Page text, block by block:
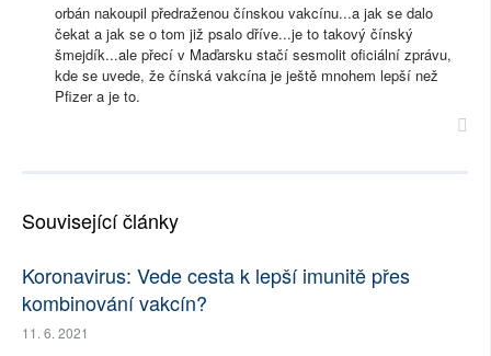
orbán nakoupil předraženou čínskou vakcínu...a jak se dalo
čekat a jak se o tom již psalo dříve...je to takový čínský
šmejdík...ale přecí v Maďarsku stačí sesmolit oficiální zprávu,
kde se uvede, že čínská vakcína je ještě mnohem lepší než
Pfizer a je to.
Související články
Koronavirus: Vede cesta k lepší imunitě přes
kombinování vakcín?
11. 6. 2021